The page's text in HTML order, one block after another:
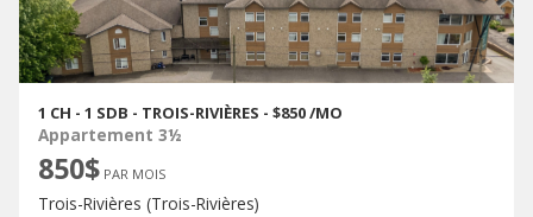
1 CH - 1 SDB - TROIS-RIVIÈRES - $850 /MO
Appartement 3½
850$ PAR MOIS
Trois-Rivières (Trois-Rivières)